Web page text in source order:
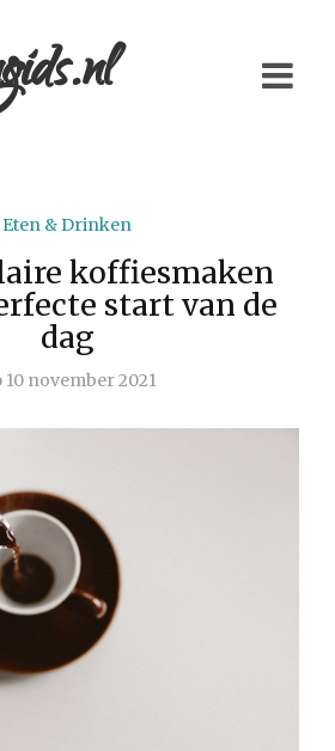
Eten & Drinken
koffiesmaken
start van de
dag
10 november 2021